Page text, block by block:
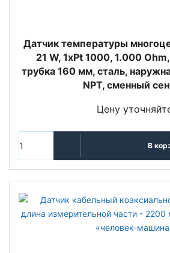
Датчик температуры
21 W, 1xPt 1000, 1.000
трубка 160 мм, сталь,
NPT, сменный
Цену
В